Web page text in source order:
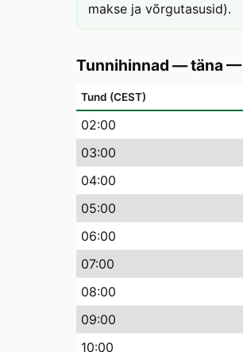
makse ja võrgutasusid).
Tunnihinnad — täna —
Tund (CEST)
02:00
03:00
04:00
05:00
06:00
07:00
08:00
09:00
10:00